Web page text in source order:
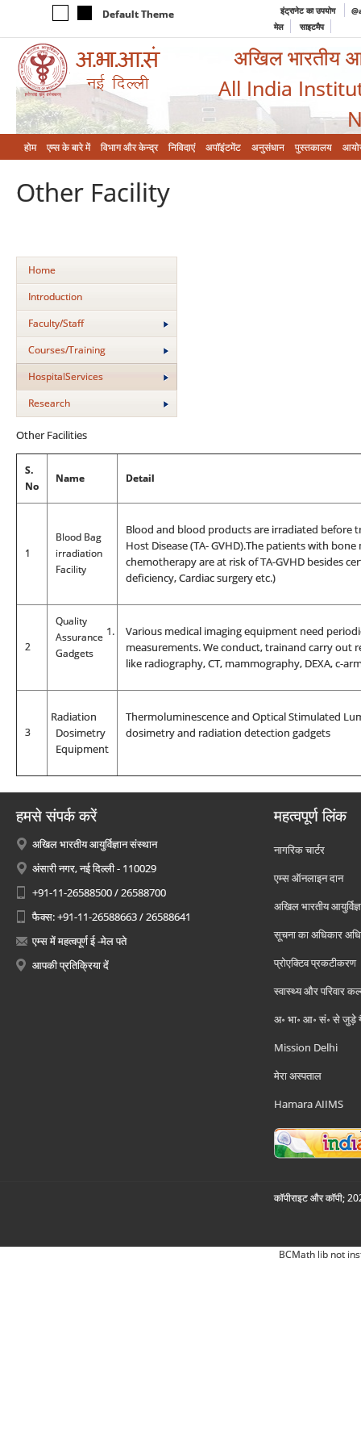
Default Theme इंट्रानेट का उपयोग
मेल
साइटमैप
अखिल भारतीय
All India
होम एम्‍स के बारे में विभाग और केन्‍द्र निविदाएं अपॉइंटमेंट अनुसंधान पुस्तकालय
Other Facility
Home
Introduction
Faculty/Staff
Courses/Training
HospitalServices
Research
Other Facilities
S.
No
Name Detail
1
Blood Bag
irradiation
Facility
Blood and blood products are irradiated before
Host Disease (TA- GVHD).The patients with
chemotherapy are at risk of TA-GVHD besides
deficiency, Cardiac surgery etc.)
2
Quality
Assurance
Gadgets
1.
Various medical imaging equipment need
measurements. We conduct, trainand carry out
like radiography, CT, mammography, DEXA, c-
3
Radiation
Dosimetry
Equipment
Thermoluminescence and Optical Stimulated
dosimetry and radiation detection gadgets
हमसे संपर्क करें
अखिल भारतीय आयुर्विज्ञान संस्थान
अंसारी नगर, नई दिल्ली - 110029
+91-11-26588500 / 26588700
फैक्स: +91-11-26588663 / 26588641
एम्स में महत्वपूर्ण ई -मेल पते
आपकी प्रतिक्रिया दें
महत्वपूर्ण लिंक
नागरिक चार्टर
एम्स ऑनलाइन दान
अखिल भारतीय
सूचना का अधिकार
प्रोएक्टिव प्रकटीकरण
स्वास्थ्य और परिवार
अ॰ भा॰ आ॰ सं॰ से जुड़े
Mission Delhi
मेरा अस्पताल
Hamara AIIMS
कॉपीराइट और कॉपी;
BCMath lib not